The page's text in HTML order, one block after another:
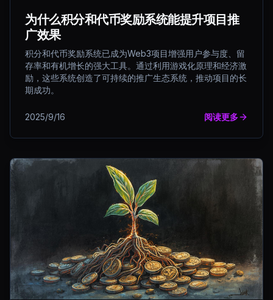
为什么积分和代币奖励系统能提升项目推
广效果
积分和代币奖励系统已成为Web3项目增强用户参与度、留
存率和有机增长的强大工具。通过利用游戏化原理和经济激
励，这些系统创造了可持续的推广生态系统，推动项目的长
期成功。
2025/9/16 阅读更多